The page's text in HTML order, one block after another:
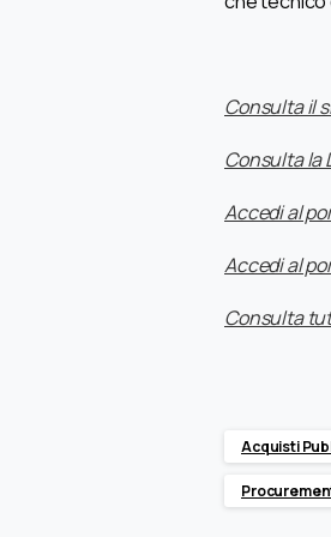
Consulta il
Consulta la
Accedi al
Accedi al
Consulta
Acquisti